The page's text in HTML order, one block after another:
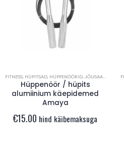
FITNESS, HÜPITSAD, HÜPPENÖÖRID,JÕUSAAL ,
Hüppenöör / hüpits
alumiinium käepidemed
Amaya
€15.00 hind käibemaksuga